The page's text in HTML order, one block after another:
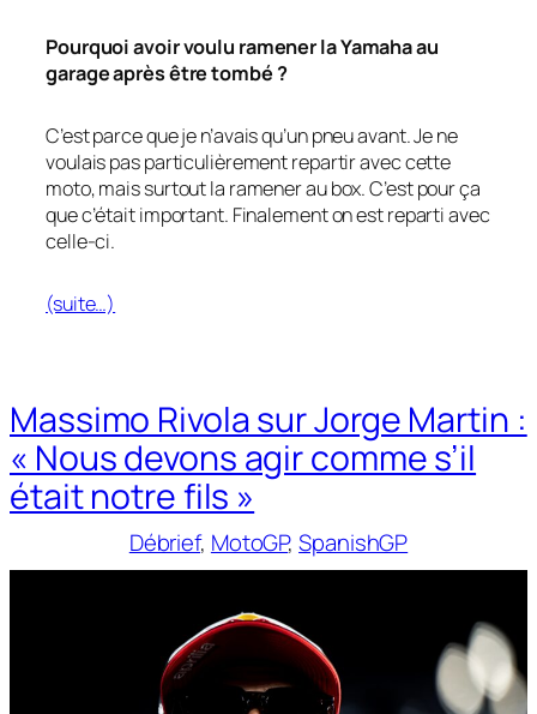
Pourquoi avoir voulu ramener la Yamaha au
garage après être tombé ?
C’est parce que je n’avais qu’un pneu avant. Je ne
voulais pas particulièrement repartir avec cette
moto, mais surtout la ramener au box. C’est pour ça
que c’était important. Finalement on est reparti avec
celle-ci.
(suite…)
Massimo Rivola sur Jorge Martin :
« Nous devons agir comme s’il
était notre fils »
Débrief, MotoGP, SpanishGP